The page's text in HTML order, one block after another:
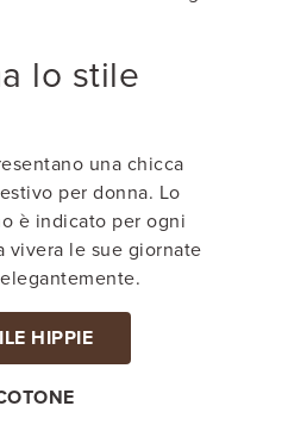
lo stile
una chicca
per donna. Lo
è indicato per ogni
vivera le sue giornate
HIPPIE